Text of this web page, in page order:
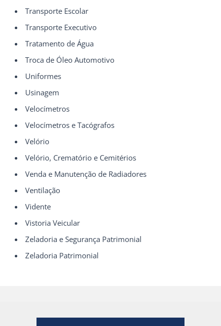
Transporte Escolar
Transporte Executivo
Tratamento de Água
Troca de Óleo Automotivo
Uniformes
Usinagem
Velocímetros
Velocímetros e Tacógrafos
Velório
Velório, Crematório e Cemitérios
Venda e Manutenção de Radiadores
Ventilação
Vidente
Vistoria Veicular
Zeladoria e Segurança Patrimonial
Zeladoria Patrimonial